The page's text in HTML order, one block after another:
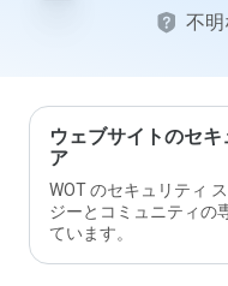
不明
ウェブサイトのセキ
ア
WOT のセキュリティ
ジーとコミュニティの
ています。
ます
か？